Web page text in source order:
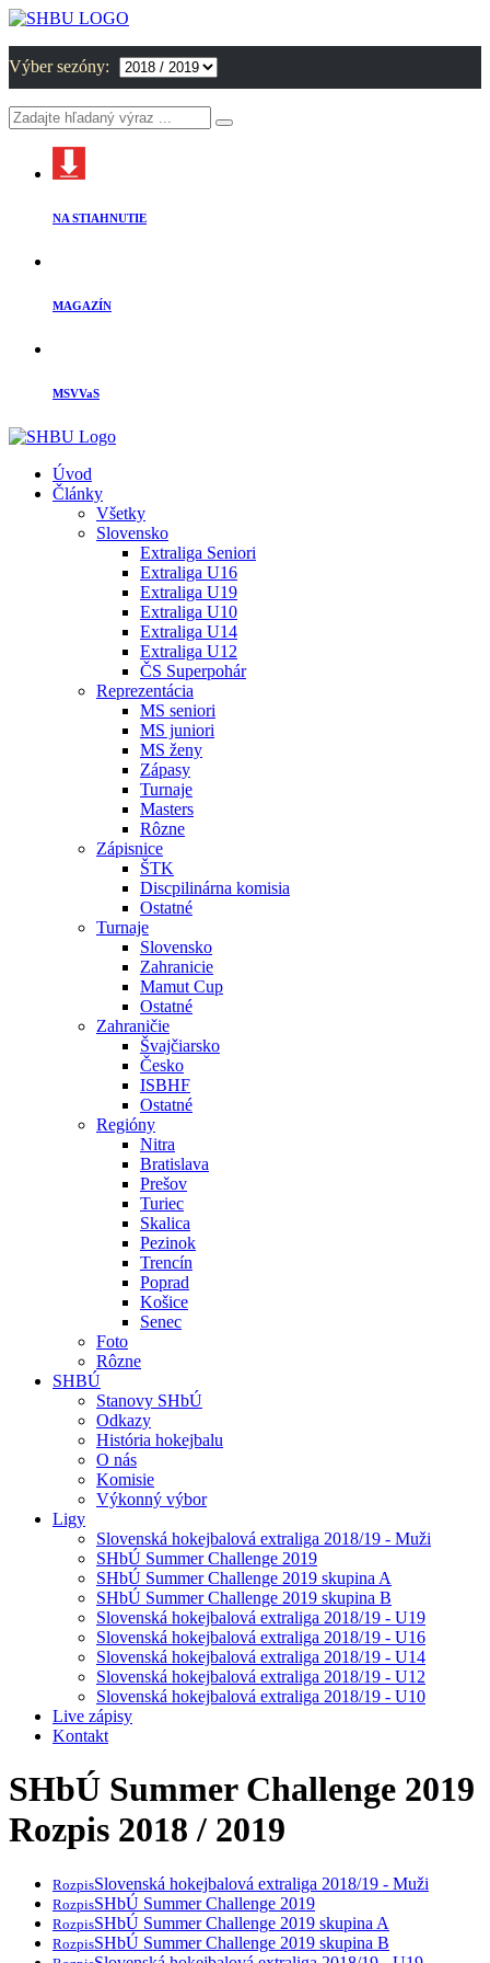
Výber sezóny:
NA STIAHNUTIE
MAGAZÍN
MSVVaS
Úvod
Články
Všetky
Slovensko
Extraliga Seniori
Extraliga U16
Extraliga U19
Extraliga U10
Extraliga U14
Extraliga U12
ČS Superpohár
Reprezentácia
MS seniori
MS juniori
MS ženy
Zápasy
Turnaje
Masters
Rôzne
Zápisnice
ŠTK
Discpilinárna komisia
Ostatné
Turnaje
Slovensko
Zahranicie
Mamut Cup
Ostatné
Zahraničie
Švajčiarsko
Česko
ISBHF
Ostatné
Regióny
Nitra
Bratislava
Prešov
Turiec
Skalica
Pezinok
Trencín
Poprad
Košice
Senec
Foto
Rôzne
SHBÚ
Stanovy SHbÚ
Odkazy
História hokejbalu
O nás
Komisie
Výkonný výbor
Ligy
Slovenská hokejbalová extraliga 2018/19 - Muži
SHbÚ Summer Challenge 2019
SHbÚ Summer Challenge 2019 skupina A
SHbÚ Summer Challenge 2019 skupina B
Slovenská hokejbalová extraliga 2018/19 - U19
Slovenská hokejbalová extraliga 2018/19 - U16
Slovenská hokejbalová extraliga 2018/19 - U14
Slovenská hokejbalová extraliga 2018/19 - U12
Slovenská hokejbalová extraliga 2018/19 - U10
Live zápisy
Kontakt
SHbÚ Summer Challenge 2019
Rozpis 2018 / 2019
RozpisSlovenská hokejbalová extraliga 2018/19 - Muži
RozpisSHbÚ Summer Challenge 2019
RozpisSHbÚ Summer Challenge 2019 skupina A
RozpisSHbÚ Summer Challenge 2019 skupina B